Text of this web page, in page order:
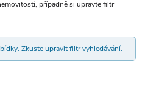
případně si upravte filtr
Zkuste upravit filtr vyhledávání.